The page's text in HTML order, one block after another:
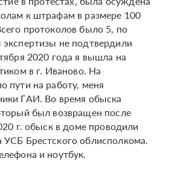
к штрафам в размере 100
протоколов было 5, по
не подтвердили
2020 года я вышла на
в г. Иваново. На
пути на работу, меня
ГАИ. Во время обыска
был возвращен после
г. обыск в доме проводили
УСБ Брестского облисполкома.
и ноутбук.